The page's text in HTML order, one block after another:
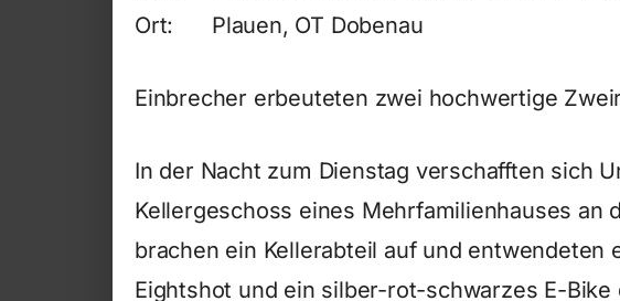
Ort: Plauen, OT Dobenau
Einbrecher erbeuteten zwei hochwertige
In der Nacht zum Dienstag verschafften sich
Kellergeschoss eines Mehrfamilienhauses an
brachen ein Kellerabteil auf und entwendeten
Eightshot und ein silber-rot-schwarzes E-